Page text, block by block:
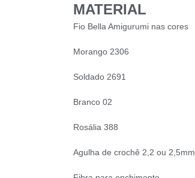
MATERIAL
Fio Bella Amigurumi nas cores
Morango 2306
Soldado 2691
Branco 02
Rosália 388
Agulha de crochê 2,2 ou 2,5mm